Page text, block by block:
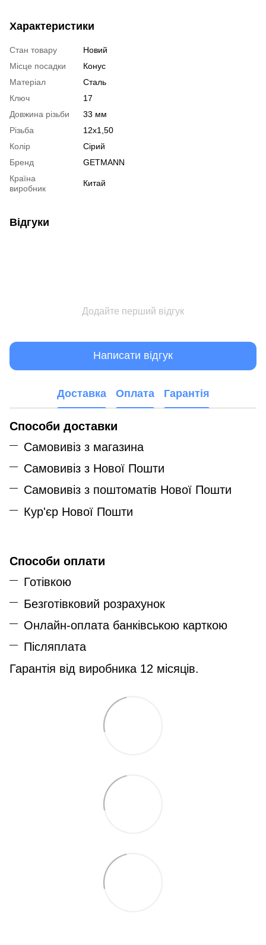
Характеристики
Стан товару
Новий
Місце посадки
Конус
Матеріал
Сталь
Ключ
17
Довжина різьби
33 мм
Різьба
12x1,50
Колір
Сірий
Бренд
GETMANN
Країна
виробник
Китай
Відгуки
Додайте перший відгук
Написати відгук
Доставка Оплата Гарантія
Способи доставки
Самовивіз з магазина
Самовивіз з Нової Пошти
Самовивіз з поштоматів Нової Пошти
Кур'єр Нової Пошти
Способи оплати
Готівкою
Безготівковий розрахунок
Онлайн-оплата банківською карткою
Післяплата
Гарантія від виробника 12 місяців.